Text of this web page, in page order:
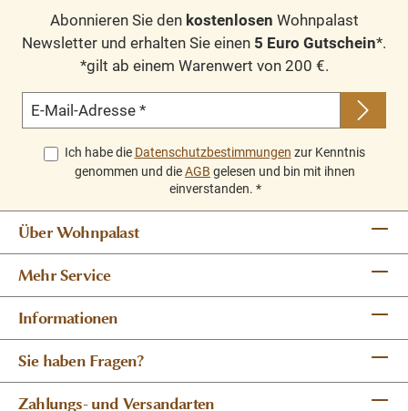
Abonnieren Sie den kostenlosen Wohnpalast
Newsletter und erhalten Sie einen 5 Euro Gutschein*.
*gilt ab einem Warenwert von 200 €.
E-Mail-Adresse *
Ich habe die Datenschutzbestimmungen zur Kenntnis
genommen und dieAGB gelesen und bin mit ihnen
einverstanden. *
Über Wohnpalast
Mehr Service
Informationen
Sie haben Fragen?
Zahlungs- und Versandarten